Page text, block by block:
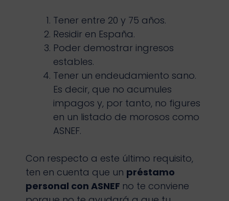
Tener entre 20 y 75 años.
Residir en España.
Poder demostrar ingresos
estables.
Tener un endeudamiento sano.
Es decir, que no acumules
impagos y, por tanto, no figures
en un listado de morosos como
ASNEF.
Con respecto a este último requisito,
ten en cuenta que un préstamo
personal con ASNEF no te conviene